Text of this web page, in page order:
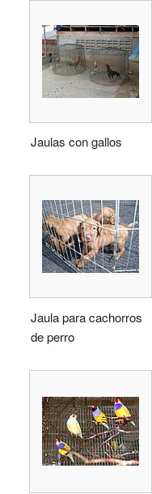
Jaulas con gallos
Jaula para cachorros
de perro